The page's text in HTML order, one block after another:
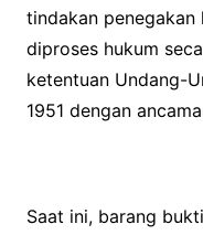
tindakan penegakan
diproses hukum
ketentuan Undang-
1951 dengan
Saat ini, barang